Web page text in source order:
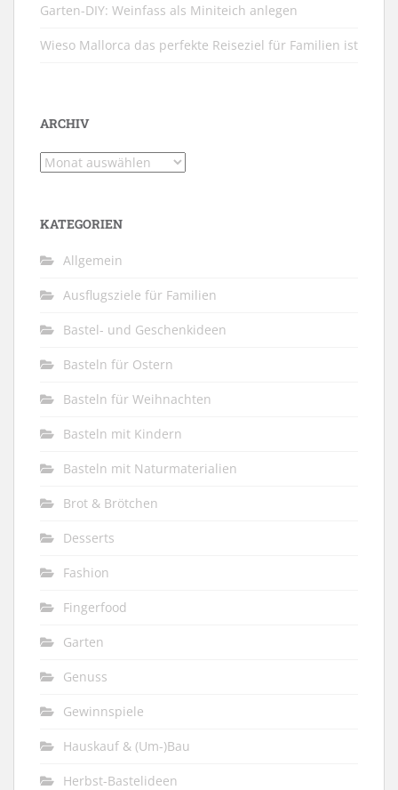
Garten-DIY: Weinfass als Miniteich anlegen
Wieso Mallorca das perfekte Reiseziel für Familien ist
ARCHIV
Archiv
KATEGORIEN
Allgemein
Ausflugsziele für Familien
Bastel- und Geschenkideen
Basteln für Ostern
Basteln für Weihnachten
Basteln mit Kindern
Basteln mit Naturmaterialien
Brot & Brötchen
Desserts
Fashion
Fingerfood
Garten
Genuss
Gewinnspiele
Hauskauf & (Um-)Bau
Herbst-Bastelideen